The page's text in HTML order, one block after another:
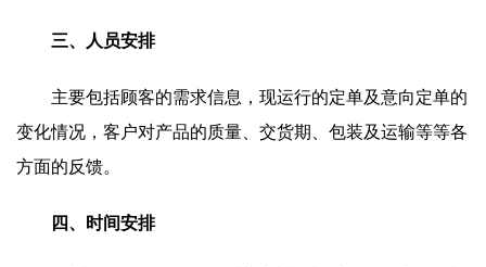
三、人员安排
主要包括顾客的需求信息，现运行的定单及意向定单的
变化情况，客户对产品的质量、交货期、包装及运输等等各
方面的反馈。
四、时间安排